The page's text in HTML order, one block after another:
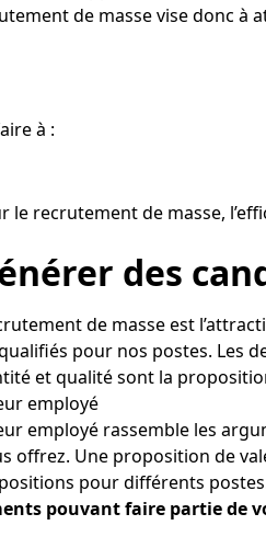
de masse vise donc à
à :
le recrutement de masse,
des
de masse est
pour nos postes. Les
et qualité sont la
employé
employé rassemble les
offrez. Une proposition de
pour différents
pouvant faire partie de